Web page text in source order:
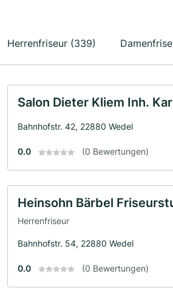
Herrenfriseur (339)
Salon Dieter Kliem Inh.
Bahnhofstr. 42, 22880 Wedel
0.0 (0 Bewertungen)
Heinsohn Bärbel
Herrenfriseur
Bahnhofstr. 54, 22880 Wedel
0.0 (0 Bewertungen)